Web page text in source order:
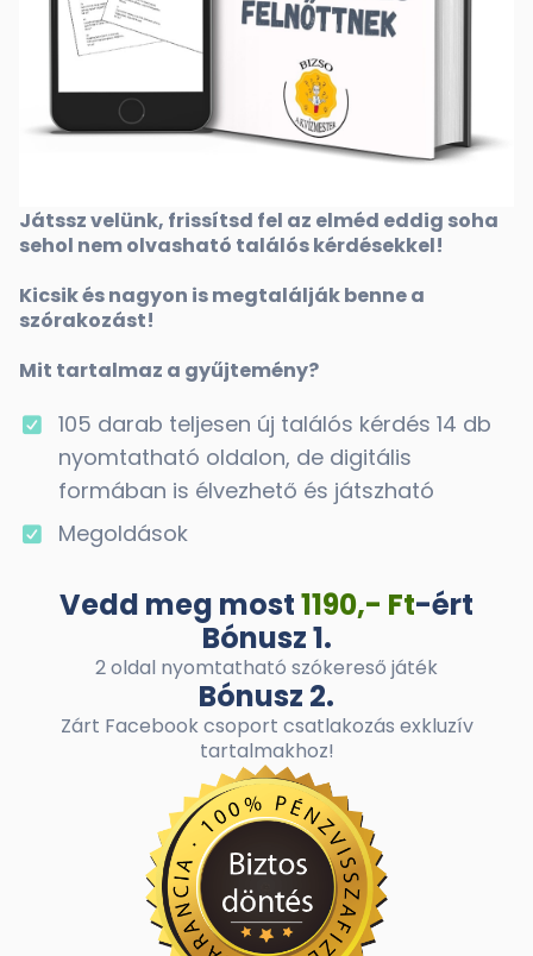
Játssz velünk, frissítsd fel az elméd eddig soha
sehol nem olvasható találós kérdésekkel!
Kicsik és nagyon is megtalálják benne a
szórakozást!
Mit tartalmaz a gyűjtemény?
105 darab teljesen új találós kérdés 14 db
nyomtatható oldalon, de digitális
formában is élvezhető és játszható
Megoldások
Vedd meg most1190,- Ft-ért
Bónusz 1.
2 oldal nyomtatható szókereső játék
Bónusz 2.
Zárt Facebook csoport csatlakozás exkluzív
tartalmakhoz!